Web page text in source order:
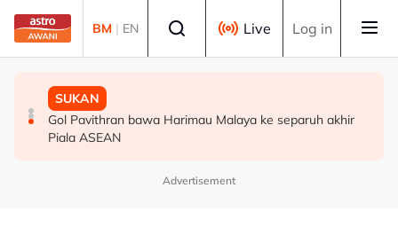
Skip to main content
BM | EN Live Log in
MALAYSIA
Berita tempatan pilihan sepanjang hari ini
MALAYSIA
Bapa lemas cuba selamatkan anak jatuh kolam ikan
SUKAN
Gol Pavithran bawa Harimau Malaya ke separuh akhir
Piala ASEAN
Advertisement